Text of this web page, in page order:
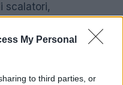
My Personal
to third parties, or
scalatori,